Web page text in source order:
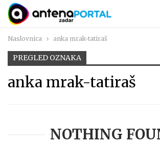
Naslovnica anka mrak-tatiraš
PREGLED OZNAKA
anka mrak-tatiraš
NOTHING